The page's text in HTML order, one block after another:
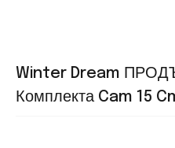
Winter Dream
Комплекта Cam 15